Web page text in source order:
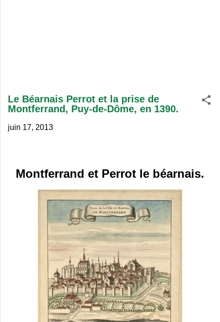
Le Béarnais Perrot et la prise de
Montferrand, Puy-de-Dôme, en 1390.
juin 17, 2013
Montferrand et Perrot le béarnais.